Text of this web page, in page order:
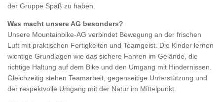
der Gruppe Spaß zu haben.
Was macht unsere AG besonders?
Unsere Mountainbike-AG verbindet Bewegung an der frischen
Luft mit praktischen Fertigkeiten und Teamgeist. Die Kinder lernen
wichtige Grundlagen wie das sichere Fahren im Gelände, die
richtige Haltung auf dem Bike und den Umgang mit Hindernissen.
Gleichzeitig stehen Teamarbeit, gegenseitige Unterstützung und
der respektvolle Umgang mit der Natur im Mittelpunkt.